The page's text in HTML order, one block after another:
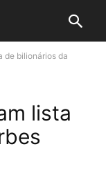
de bilionários da
lista